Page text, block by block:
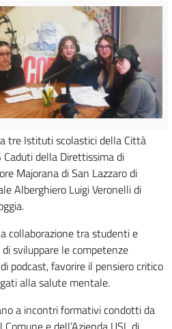
tre Istituti scolasticidella Città
della Direttissima di
Majorana di San Lazzaro di
Alberghiero Luigi Veronelli di
collaborazione tra studenti e
sviluppare le competenze
podcast, favorire il pensiero critico
alla salute mentale.
a incontri formativi condotti da